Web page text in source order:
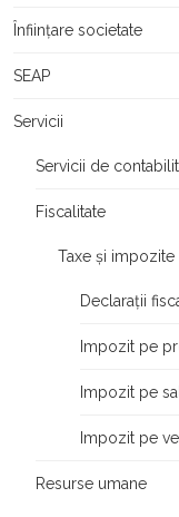
Înființare societate
SEAP
Servicii
Servicii de
Fiscalitate
Taxe și impozite
Declarații
Impozit pe
Impozit pe
Impozit pe
Resurse umane